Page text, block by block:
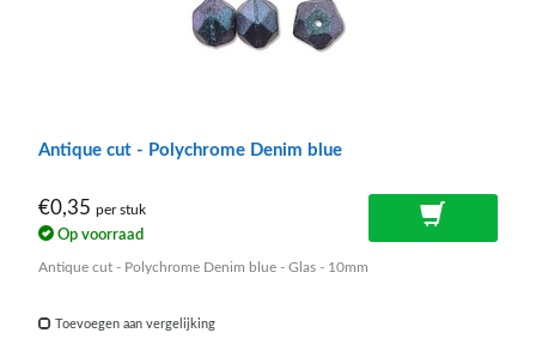
Antique cut - Polychrome Denim blue
€0,35 per stuk
Op voorraad
Antique cut - Polychrome Denim blue - Glas - 10mm
Toevoegen aan vergelijking